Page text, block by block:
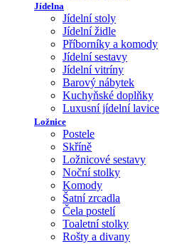
Jídelna
Jídelní stoly
Jídelní židle
Příborníky a komody
Jídelní sestavy
Jídelní vitríny
Barový nábytek
Kuchyňské doplňky
Luxusní jídelní lavice
Ložnice
Postele
Skříně
Ložnicové sestavy
Noční stolky
Komody
Šatní zrcadla
Čela postelí
Toaletní stolky
Rošty a divany